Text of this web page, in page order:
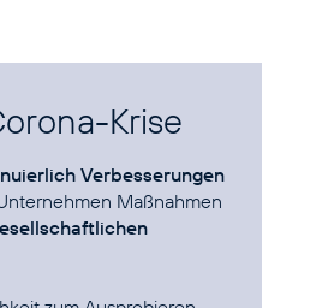
Krise
Verbesserungen
Maßnahmen